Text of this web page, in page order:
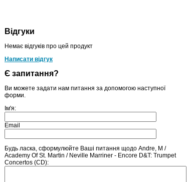
Відгуки
Немає відгуків про цей продукт
Написати відгук
Є запитання?
Ви можете задати нам питання за допомогою наступної
форми.
Ім'я:
Email
Будь ласка, сформулюйте Ваші питання щодо Andre, M /
Academy Of St. Martin / Neville Marriner - Encore D&T: Trumpet
Concertos (CD):